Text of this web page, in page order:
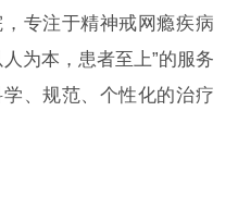
专注于精神戒网瘾疾病
为本，患者至上”的服务
、规范、个性化的治疗